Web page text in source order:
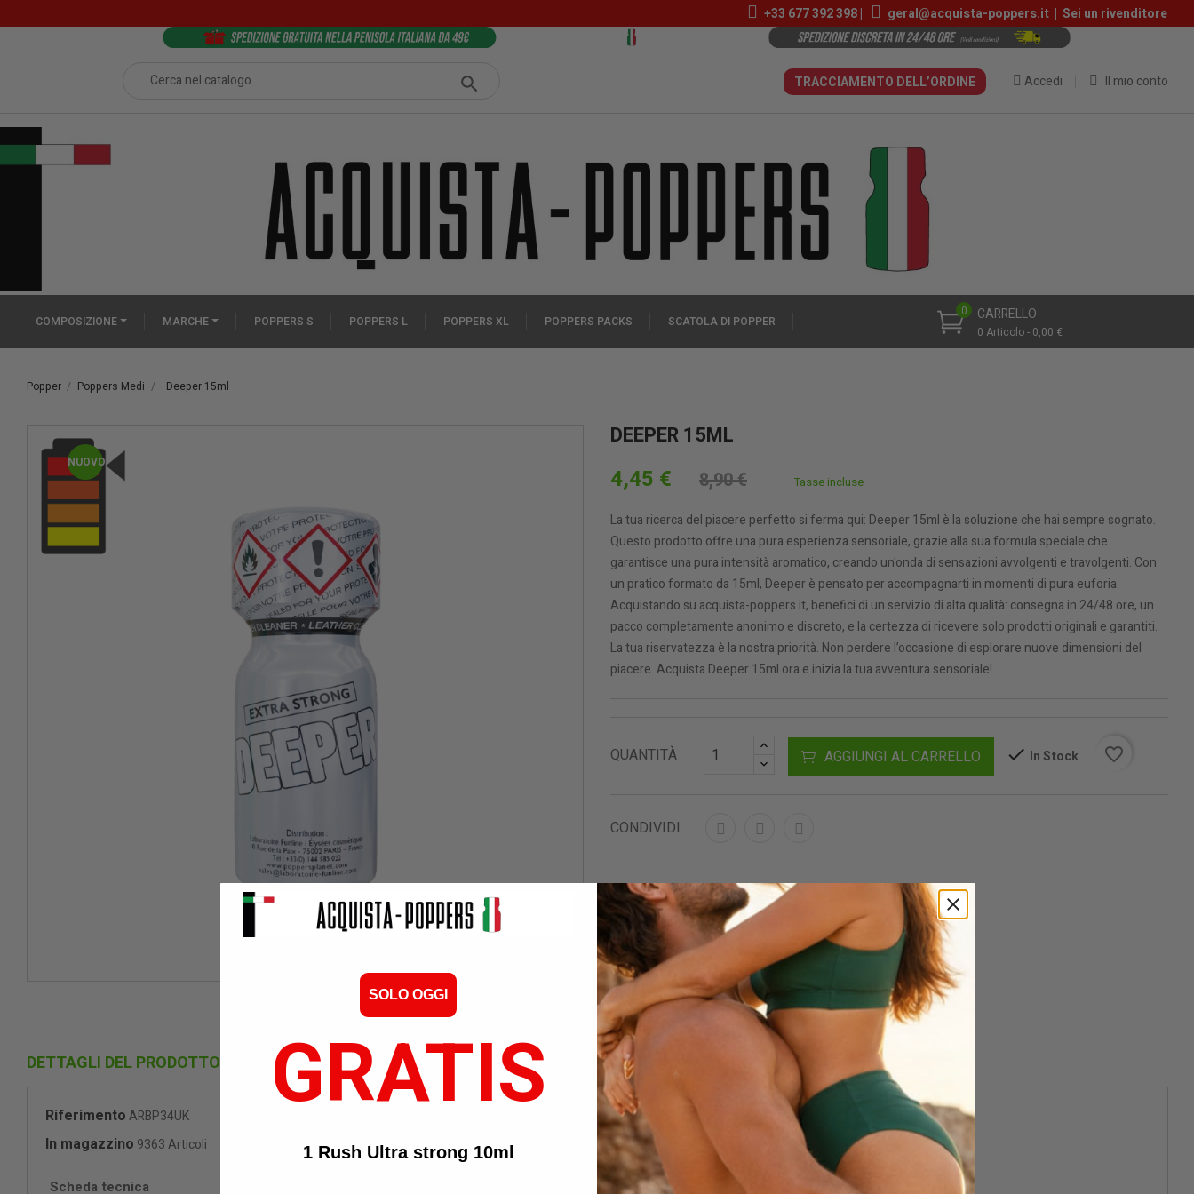
+33 677 392 398 | geral@acquista-poppers.it | Sei un rivenditore
Il mio conto
Accedi
TRACCIAMENTO DELL’ORDINE
CARRELLO
0 Articolo - 0,00 €
0
COMPOSIZIONE MARCHE POPPERS S POPPERS L POPPERS XL POPPERS PACKS SCATOLA DI POPPER
Popper Poppers Medi Deeper 15ml
NUOVO
DEEPER 15ML
4,45 € 8,90 € Tasse incluse
La tua ricerca del piacere perfetto si ferma qui: Deeper 15ml è la soluzione che hai sempre sognato.
Questo prodotto offre una pura esperienza sensoriale, grazie alla sua formula speciale che
garantisce una pura intensità aromatico, creando un'onda di sensazioni avvolgenti e travolgenti. Con
un pratico formato da 15ml, Deeper è pensato per accompagnarti in momenti di pura euforia.
Acquistando su acquista-poppers.it, benefici di un servizio di alta qualità: consegna in 24/48 ore, un
pacco completamente anonimo e discreto, e la certezza di ricevere solo prodotti originali e garantiti.
La tua riservatezza è la nostra priorità. Non perdere l’occasione di esplorare nuove dimensioni del
piacere. Acquista Deeper 15ml ora e inizia la tua avventura sensoriale!
QUANTITÀ AGGIUNGI AL CARRELLO In Stock favorite_border
CONDIVIDI
DETTAGLI DEL PRODOTTO
RiferimentoARBP34UK
In magazzino 9363 Articoli
Scheda tecnica
SOLO OGGI
GRATIS
1 Rush Ultra strong 10ml